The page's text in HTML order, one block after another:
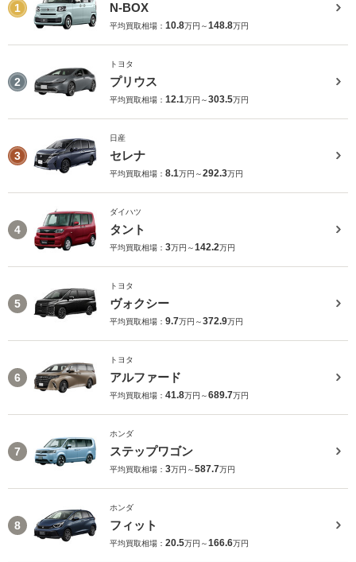
1 N-BOX
平均買取相場： 10.8万円～148.8万円
2
トヨタ
プリウス
平均買取相場： 12.1万円～303.5万円
3
日産
セレナ
平均買取相場： 8.1万円～292.3万円
4
ダイハツ
タント
平均買取相場： 3万円～142.2万円
5
トヨタ
ヴォクシー
平均買取相場： 9.7万円～372.9万円
6
トヨタ
アルファード
平均買取相場： 41.8万円～689.7万円
7
ホンダ
ステップワゴン
平均買取相場： 3万円～587.7万円
8
ホンダ
フィット
平均買取相場： 20.5万円～166.6万円